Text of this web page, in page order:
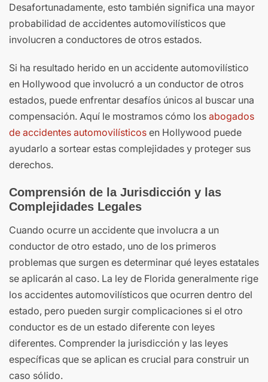
Desafortunadamente, esto también significa una mayor
probabilidad de accidentes automovilísticos que
involucren a conductores de otros estados.
Si ha resultado herido en un accidente automovilístico
en Hollywood que involucró a un conductor de otros
estados, puede enfrentar desafíos únicos al buscar una
compensación. Aquí le mostramos cómo los abogados
de accidentes automovilísticos en Hollywood puede
ayudarlo a sortear estas complejidades y proteger sus
derechos.
Comprensión de la Jurisdicción y las
Complejidades Legales
Cuando ocurre un accidente que involucra a un
conductor de otro estado, uno de los primeros
problemas que surgen es determinar qué leyes estatales
se aplicarán al caso. La ley de Florida generalmente rige
los accidentes automovilísticos que ocurren dentro del
estado, pero pueden surgir complicaciones si el otro
conductor es de un estado diferente con leyes
diferentes. Comprender la jurisdicción y las leyes
específicas que se aplican es crucial para construir un
caso sólido.